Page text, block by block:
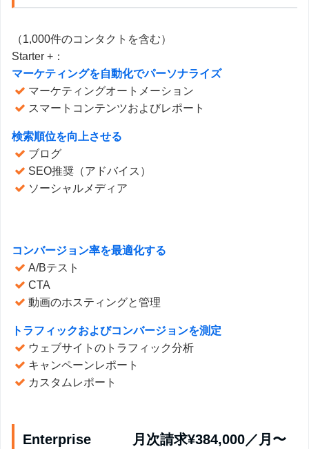
（1,000件のコンタクトを含む）
Starter +：
マーケティングを自動化でパーソナライズ
マーケティングオートメーション
スマートコンテンツおよびレポート
検索順位を向上させる
ブログ
SEO推奨（アドバイス）
ソーシャルメディア
コンバージョン率を最適化する
A/Bテスト
CTA
動画のホスティングと管理
トラフィックおよびコンバージョンを測定
ウェブサイトのトラフィック分析
キャンペーンレポート
カスタムレポート
Enterprise 月次請求¥384,000／月〜